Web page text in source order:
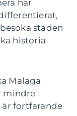
har
staden
historia
Malaga
mindre
fortfarande